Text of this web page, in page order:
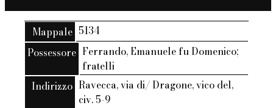
Mappale 5134
Possessore Ferrando, Emanuele fu Domenico;
fratelli
Indirizzo Ravecca, via di/ Dragone, vico del,
civ. 5-9